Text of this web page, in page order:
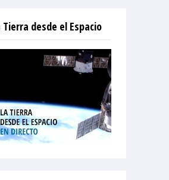
Tierra desde el Espacio